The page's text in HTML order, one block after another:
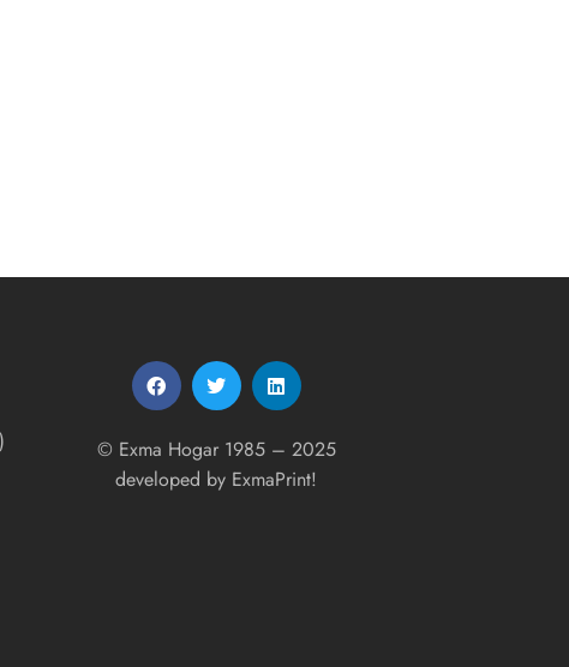
© Exma Hogar 1985 – 2025
developed by ExmaPrint!